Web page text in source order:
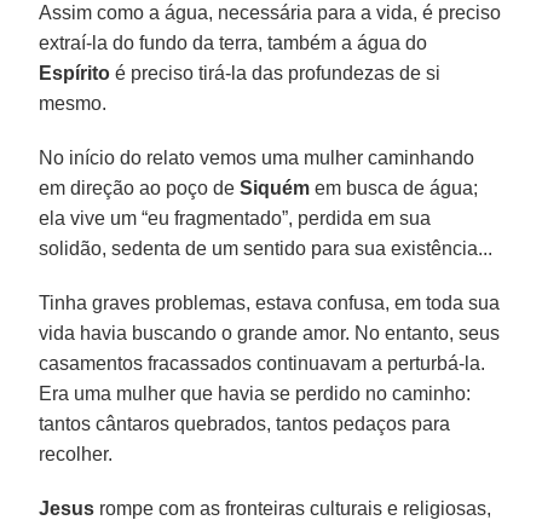
Assim como a água, necessária para a vida, é preciso
extraí-la do fundo da terra, também a água do
Espírito é preciso tirá-la das profundezas de si
mesmo.
No início do relato vemos uma mulher caminhando
em direção ao poço deSiquém em busca de água;
ela vive um “eu fragmentado”, perdida em sua
solidão, sedenta de um sentido para sua existência...
Tinha graves problemas, estava confusa, em toda sua
vida havia buscando o grande amor. No entanto, seus
casamentos fracassados continuavam a perturbá-la.
Era uma mulher que havia se perdido no caminho:
tantos cântaros quebrados, tantos pedaços para
recolher.
Jesus rompe com as fronteiras culturais e religiosas,